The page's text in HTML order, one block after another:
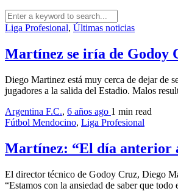
Liga Profesional, Últimas noticias
Martínez se iría de Godoy
Diego Martinez está muy cerca de dejar de
jugadores a la salida del Estadio. Malos
Argentina F.C., 6 años ago 1 min read
Fútbol Mendocino, Liga Profesional
Martínez: “El día anterior
El director técnico de Godoy Cruz, Diego
“Estamos con la ansiedad de saber que